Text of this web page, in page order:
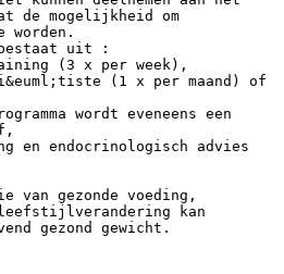
de mogelijkheid om
uit :
(3 x per week),
(1 x per maand) of
wordt eveneens een
en endocrinologisch advies
van gezonde voeding,
leefstijlverandering kan
gezond gewicht.